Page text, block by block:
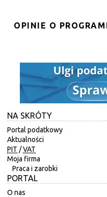
OPINIE O
NA SKRÓTY
Portal podatkowy
Aktualności
PIT /VAT
Moja firma
Praca i zarobki
PORTAL
O nas